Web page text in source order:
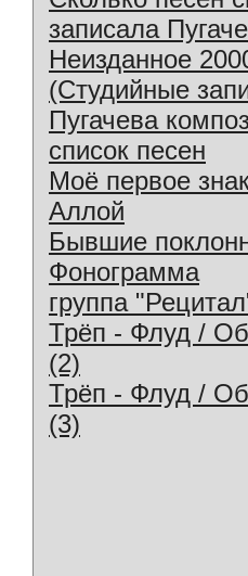
записала
Неизданное
(Студийные
Пугачева
список песен
Моё первое
Аллой
Бывшие
Фонограмма
группа
Трёп - Флуд /
(2)
Трёп - Флуд /
(3)